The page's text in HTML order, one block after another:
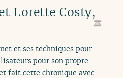
Lorette Costy,
et ses techniques pour
pour son propre
fait cette chronique avec